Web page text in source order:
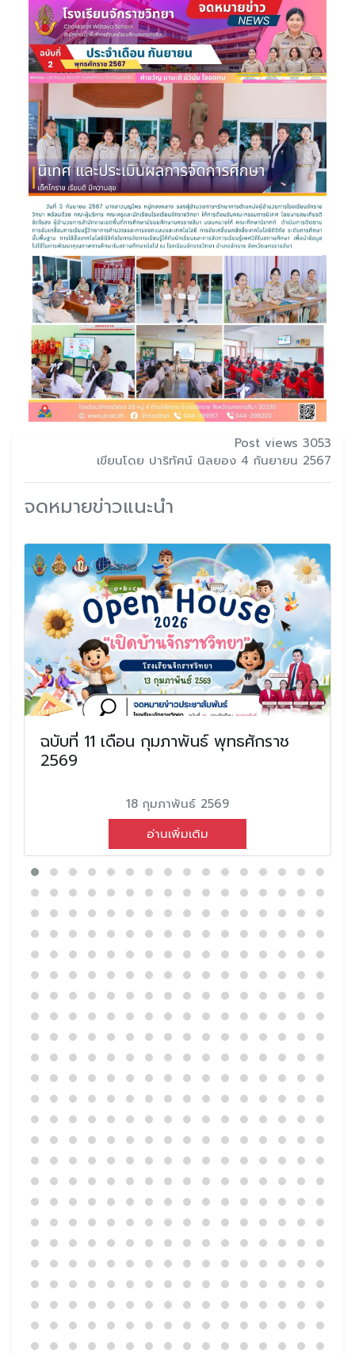
Post views 3053
เขียนโดย ปาริทัศน์ นิลยอง 4 กันยายน 2567
จดหมายข่าวแนะนำ
ฉบับที่ 11 เดือน กุมภาพันธ์ พุทธศักราช
2569
18 กุมภาพันธ์ 2569
อ่านเพิ่มเติม